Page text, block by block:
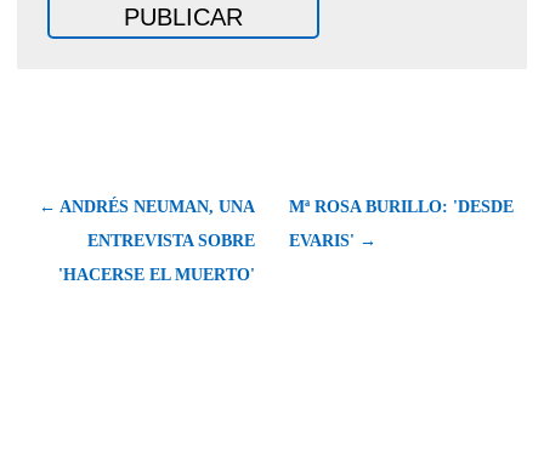
← ANDRÉS NEUMAN, UNA
ENTREVISTA SOBRE
'HACERSE EL MUERTO'
Mª ROSA BURILLO: 'DESDE
EVARIS' →